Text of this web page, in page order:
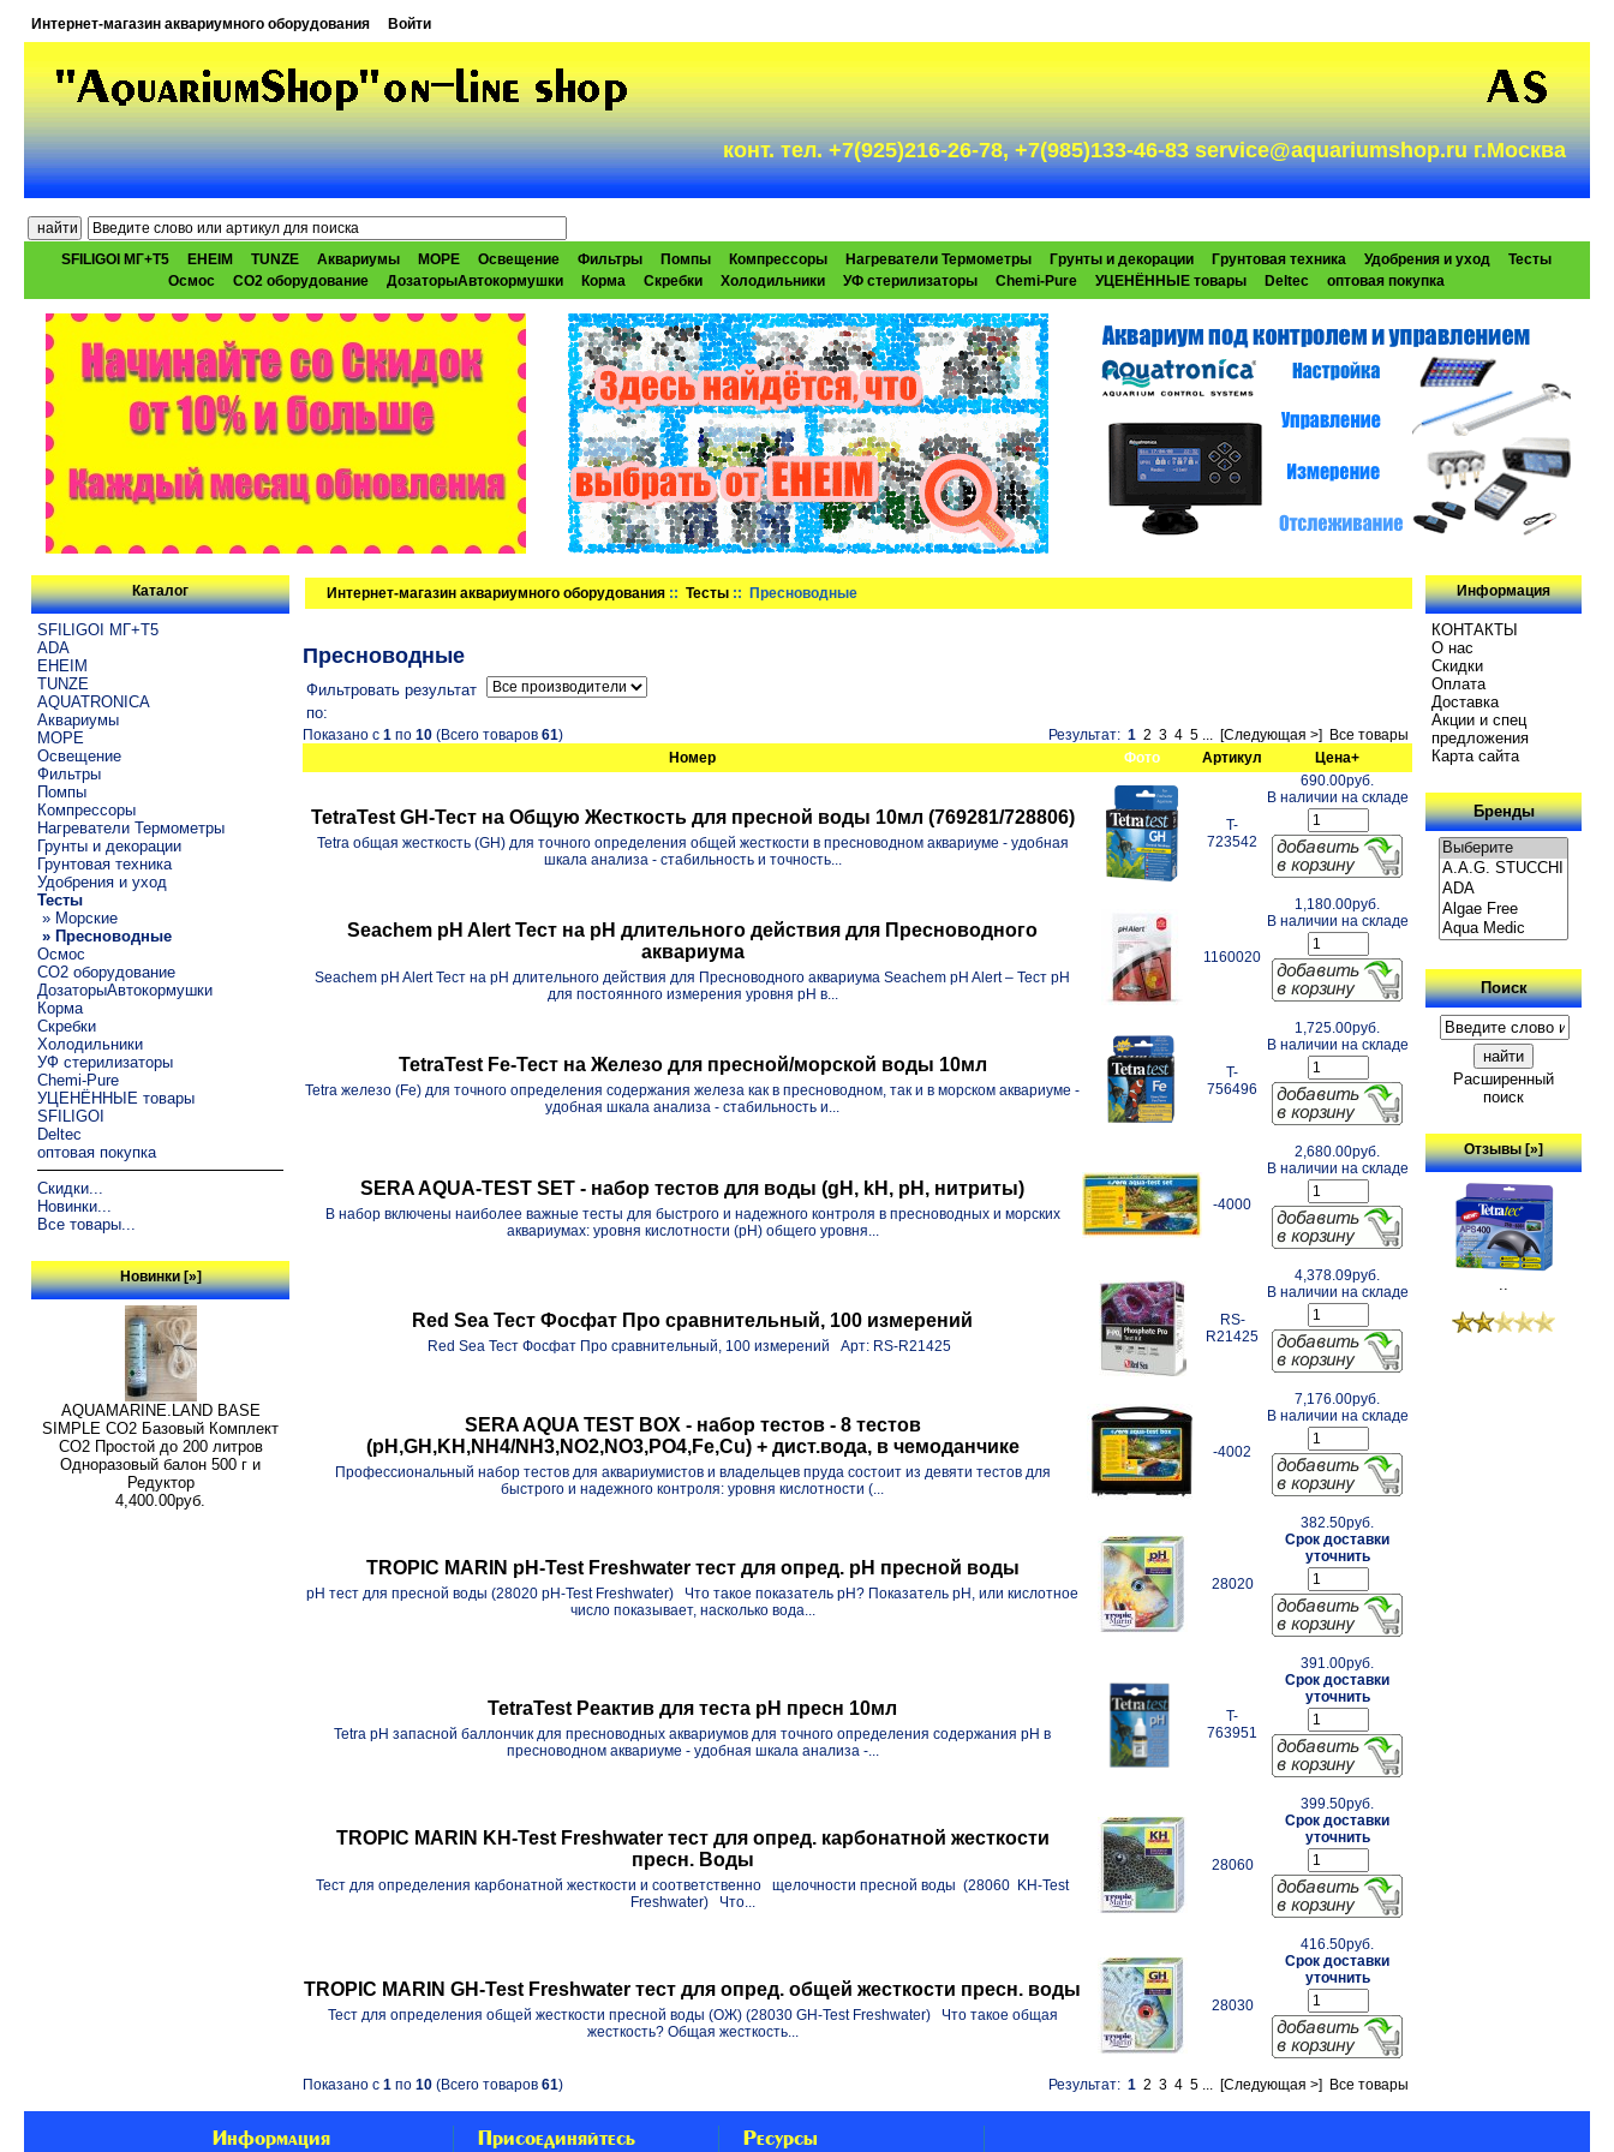
Интернет-магазин аквариумного оборудования Войти
конт. тел. +7(925)216-26-78, +7(985)133-46-83 service@aquariumshop.ru г.Москва
SFILIGOI МГ+Т5 EHEIM TUNZE Аквариумы МОРЕ Освещение Фильтры Помпы Компрессоры Нагреватели Термометры Грунты и декорации Грунтовая техника Удобрения и уход
Тесты
Осмос
CO2 оборудование ДозаторыАвтокормушки Корма Скребки Холодильники УФ стерилизаторы Chemi-Pure УЦЕНЁННЫЕ товары Deltec оптовая покупка
Каталог
SFILIGOI МГ+Т5
ADA
EHEIM
TUNZE
AQUATRONICA
Аквариумы
МОРЕ
Освещение
Фильтры
Помпы
Компрессоры
Нагреватели Термометры
Грунты и декорации
Грунтовая техника
Удобрения и уход
Тесты
» Морские
» Пресноводные
Осмос
CO2 оборудование
ДозаторыАвтокормушки
Корма
Скребки
Холодильники
УФ стерилизаторы
Chemi-Pure
УЦЕНЁННЫЕ товары
SFILIGOI
Deltec
оптовая покупка
Скидки...
Новинки...
Все товары...
Новинки [»]
AQUAMARINE.LAND BASE
SIMPLE СО2 Базовый Комплект
СО2 Простой до 200 литров
Одноразовый балон 500 г и
Редуктор
4,400.00руб.
Интернет-магазин аквариумного оборудования ::Тесты :: Пресноводные
Пресноводные
Фильтровать результат
по:
Показано с1 по10 (Всего товаров61) Результат:1 2 3 4 5 ... [Следующая >]
Все товары
Номер
Фото Артикул Цена+
TetraTest GH-Тест на Общую Жесткость для пресной воды 10мл (769281/728806)
Tetra общая жесткость (GH) для точного определения общей жесткости в пресноводном аквариуме - удобная
шкала анализа - стабильность и точность...
T-
723542
690.00руб.
В наличии на складе
Seachem pH Alert Тест на pH длительного действия для Пресноводного
аквариума
Seachem pH Alert Тест на pH длительного действия для Пресноводного аквариума Seachem pH Alert – Тест рН
для постоянного измерения уровня рН в...
1160020
1,180.00руб.
В наличии на складе
TetraTest Fe-Тест на Железо для пресной/морской воды 10мл
Tetra железо (Fe) для точного определения содержания железа как в пресноводном, так и в морском аквариуме -
удобная шкала анализа - стабильность и...
T-
756496
1,725.00руб.
В наличии на складе
SERA AQUA-TEST SET - набор тестов для воды (gH, kH, pH, нитриты)
В набор включены наиболее важные тесты для быстрого и надежного контроля в пресноводных и морских
аквариумах: уровня кислотности (pH) общего уровня...
-4000
2,680.00руб.
В наличии на складе
Red Sea Тест Фосфат Про сравнительный, 100 измерений
Red Sea Тест Фосфат Про сравнительный, 100 измерений Арт: RS-R21425
RS-
R21425
4,378.09руб.
В наличии на складе
SERA AQUA TEST BOX - набор тестов - 8 тестов
(pH,GH,KH,NH4/NH3,NO2,NO3,PO4,Fe,Cu) + дист.вода, в чемоданчике
Профессиональный набор тестов для аквариумистов и владельцев пруда состоит из девяти тестов для
быстрого и надежного контроля: уровня кислотности (...
-4002
7,176.00руб.
В наличии на складе
TROPIC MARIN pH-Test Freshwater тест для опред. pH пресной воды
pH тест для пресной воды (28020 pH-Test Freshwater) Что такое показатель pH? Показатель pH, или кислотное
число показывает, насколько вода...
28020
382.50руб.
Срок доставки
уточнить
TetraTest Реактив для теста рH пресн 10мл
Tetra pH запасной баллончик для пресноводных аквариумов для точного определения содержания pH в
пресноводном аквариуме - удобная шкала анализа -...
T-
763951
391.00руб.
Срок доставки
уточнить
TROPIC MARIN KH-Test Freshwater тест для опред. карбонатной жесткости
пресн. Воды
Тест для определения карбонатной жесткости и соответственно щелочности пресной воды (28060 KH-Test
Freshwater) Что...
28060
399.50руб.
Срок доставки
уточнить
TROPIC MARIN GH-Test Freshwater тест для опред. общей жесткости пресн. воды
Тест для определения общей жесткости пресной воды (ОЖ) (28030 GH-Test Freshwater) Что такое общая
жесткость? Общая жесткость...
28030
416.50руб.
Срок доставки
уточнить
Показано с1 по10 (Всего товаров61) Результат:1 2 3 4 5 ... [Следующая >] Все товары
Информация
КОНТАКТЫ
О нас
Скидки
Oплатa
Доставка
Акции и спец
предложения
Карта сайта
Бренды
Поиск
Расширенный
поиск
Отзывы [»]
Информация Присоединяйтесь Ресурсы